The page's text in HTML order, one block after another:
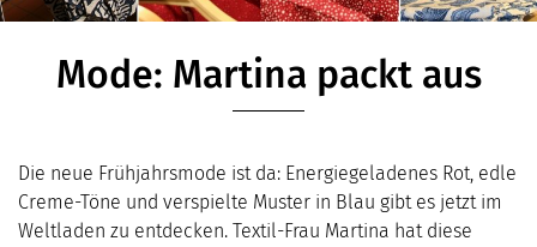
Mode: Martina packt aus
Die neue Frühjahrsmode ist da: Energiegeladenes Rot, edle
Creme-Töne und verspielte Muster in Blau gibt es jetzt im
Weltladen zu entdecken. Textil-Frau Martina hat diese